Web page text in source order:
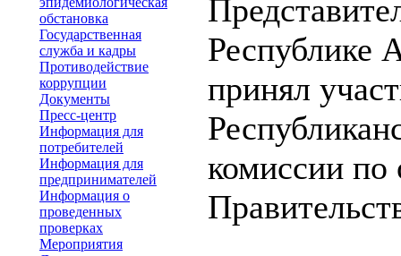
обстановка
Государственная
служба и кадры
Противодействие
коррупции
Документы
Пресс-центр
Информация для
потребителей
Информация для
предпринимателей
Информация о
проведенных
проверках
Мероприятия
Республике
принял
комиссии по